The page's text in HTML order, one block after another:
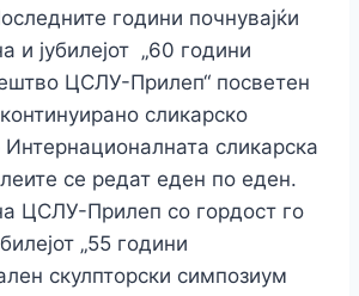
години почнувајќи
и јубилејот „60 години
ЦСЛУ-Прилеп“ посветен
сликарско
сликарска
се редат еден по еден.
ЦСЛУ-Прилеп со гордост го
„55 години
скулпторски симпозиум